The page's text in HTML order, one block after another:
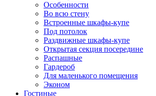
Особенности
Во всю стену
Встроенные шкафы-купе
Под потолок
Раздвижные шкафы-купе
Открытая секция посередине
Распашные
Гардероб
Для маленького помещения
Эконом
Гостиные